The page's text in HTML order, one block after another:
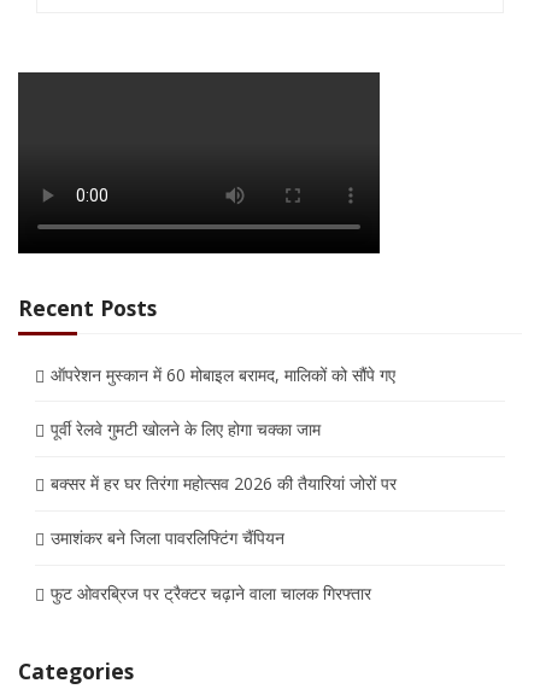
Recent Posts
ऑपरेशन मुस्कान में 60 मोबाइल बरामद, मालिकों को सौंपे गए
पूर्वी रेलवे गुमटी खोलने के लिए होगा चक्का जाम
बक्सर में हर घर तिरंगा महोत्सव 2026 की तैयारियां जोरों पर
उमाशंकर बने जिला पावरलिफ्टिंग चैंपियन
फुट ओवरब्रिज पर ट्रैक्टर चढ़ाने वाला चालक गिरफ्तार
Categories